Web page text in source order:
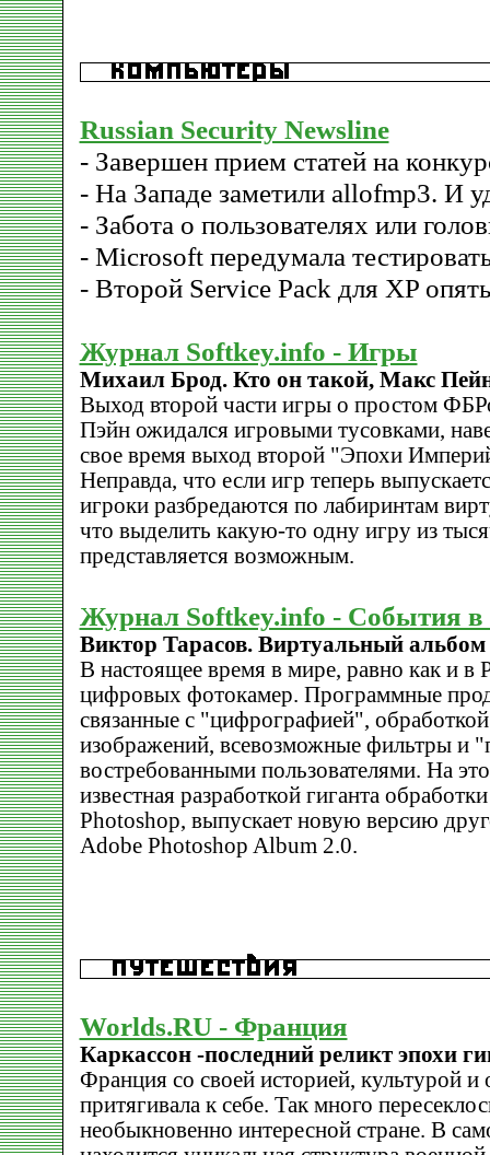
Russian Security Newsline
- Завершен прием статей на
- На Западе заметили allofmp3. И
- Забота о пользователях или
- Microsoft передумала
- Второй Service Pack для XP
Журнал Softkey.info - Игры
Михаил Брод. Кто он такой, Макс
Выход второй части игры о простом
Пэйн ожидался игровыми тусовками,
свое время выход второй "Эпохи
Неправда, что если игр теперь
игроки разбредаются по лабиринтам
что выделить какую-то одну игру из
представляется возможным.
Журнал Softkey.info - События
Виктор Тарасов. Виртуальный альбом
В настоящее время в мире, равно как и в
цифровых фотокамер. Программные
связанные с "цифрографией",
изображений, всевозможные фильтры и
востребованными пользователями. На
известная разработкой гиганта
Photoshop, выпускает новую версию
Adobe Photoshop Album 2.0.
Worlds.RU - Франция
Каркассон -последний реликт эпохи
Франция со своей историей, культурой и
притягивала к себе. Так много
необыкновенно интересной стране. В